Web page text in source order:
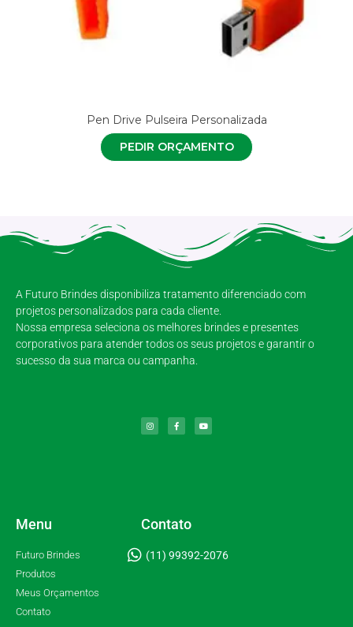
Pen Drive Pulseira Personalizada
PEDIR ORÇAMENTO
A Futuro Brindes disponibiliza tratamento diferenciado com
projetos personalizados para cada cliente.
Nossa empresa seleciona os melhores brindes e presentes
corporativos para atender todos os seus projetos e garantir o
sucesso da sua marca ou campanha.
Menu
Futuro Brindes
Produtos
Meus Orçamentos
Contato
Contato
(11) 99392-2076